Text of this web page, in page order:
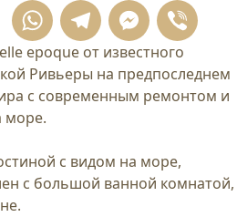
WhatsApp
Telegram
epoque от известного
Ривьеры на предпоследнем
с современным ремонтом и
море.
с видом на море,
с большой ванной комнатой,